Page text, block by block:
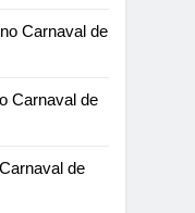
Carnaval de
Carnaval de
de